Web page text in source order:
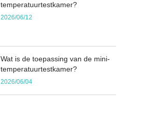
temperatuurtestkamer?
2026/06/12
Wat is de toepassing van de mini-
temperatuurtestkamer?
2026/06/04